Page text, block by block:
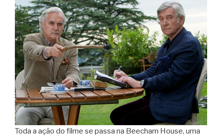
Toda a ação do filme se passa na Beecham House, uma